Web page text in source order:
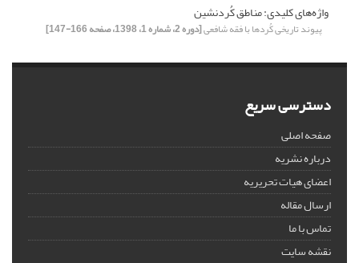
واژه‌های کلیدی: مناطق کُردنشین
پیوند تاریخی کُردها با فقه شافعی[دوره 2، شماره 1، 1398، صفحه 166-147]
دسترسی سریع
صفحه اصلی
درباره نشریه
اعضای هیات تحریریه
ارسال مقاله
تماس با ما
نقشه سایت